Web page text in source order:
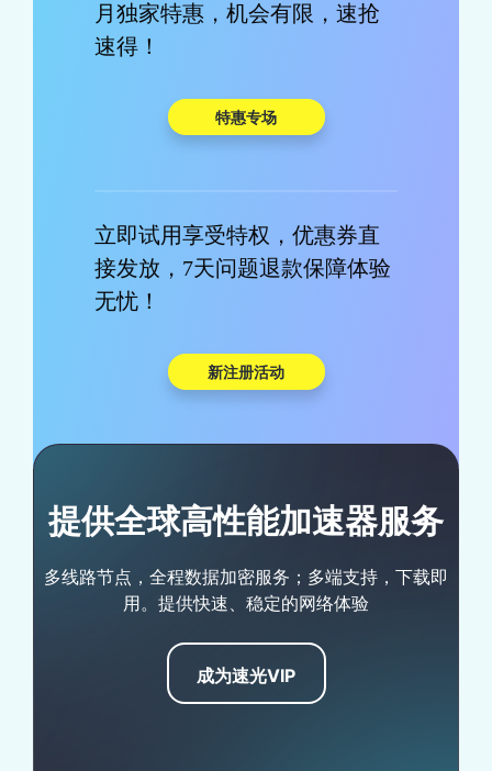
月独家特惠，机会有限，速抢
速得！
特惠专场
立即试用享受特权，优惠券直
接发放，7天问题退款保障体验
无忧！
新注册活动
提供全球高性能加速器服务
多线路节点，全程数据加密服务；多端支持，下载即
用。提供快速、稳定的网络体验
成为速光VIP